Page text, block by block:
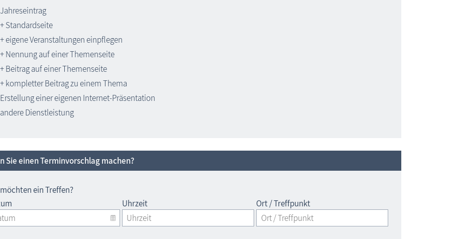
Jahreseintrag
+ Standardseite
+ eigene Veranstaltungen einpflegen
+ Nennung auf einer Themenseite
+ Beitrag auf einer Themenseite
+ kompletter Beitrag zu einem Thema
Erstellung einer eigenen Internet-Präsentation
andere Dienstleistung
Sie einen Terminvorschlag machen?
ein Treffen?
Uhrzeit Ort / Treffpunkt